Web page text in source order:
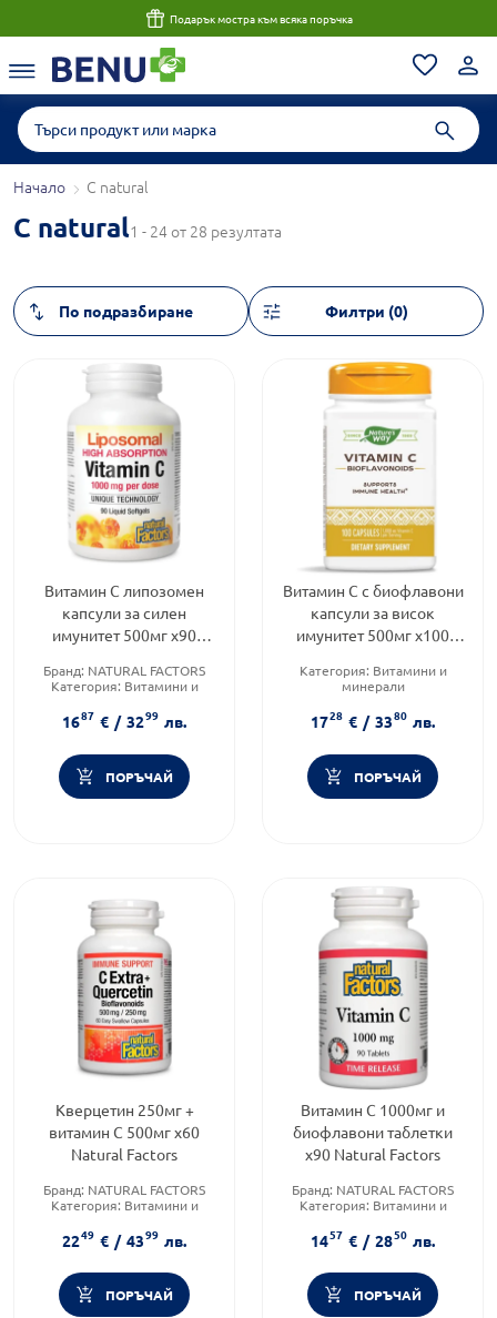
Подарък мостра към всяка поръчка
Начало C natural
C natural1 - 24 от 28 резултата
Филтри (0)
Витамин C липозомен
капсули за силен
имунитет 500мг х90
Бранд: NATURAL FACTORS
Категория: Витамини и
Форма на продукта: капсули
1687 € / 3299 лв.
ПОРЪЧАЙ
Витамин C с биофлавони
капсули за висок
имунитет 500мг х100
Категория: Витамини и
минерали
Форма на продукта: капсули
1728 € / 3380 лв.
ПОРЪЧАЙ
Кверцетин 250мг +
витамин C 500мг х60
Natural Factors
Бранд: NATURAL FACTORS
Категория: Витамини и
Форма на продукта: капсули
2249 € / 4399 лв.
ПОРЪЧАЙ
Витамин С 1000мг и
биофлавони таблетки
х90 Natural Factors
Бранд: NATURAL FACTORS
Категория: Витамини и
Форма на продукта: таблетки
1457 € / 2850 лв.
ПОРЪЧАЙ